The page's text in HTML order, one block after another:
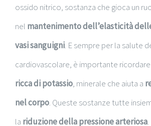
ossido nitrico, sostanza che gioca un
nel mantenimento dell’elasticità
vasi sanguigni. E sempre per la salute
cardiovascolare, è importante
ricca di potassio, minerale che aiuta a
nel corpo. Queste sostanze tutte
la riduzione della pressione arteriosa.